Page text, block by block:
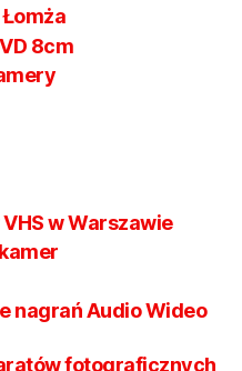
8cm
w Warszawie
nagrań Audio Wideo
fotograficznych